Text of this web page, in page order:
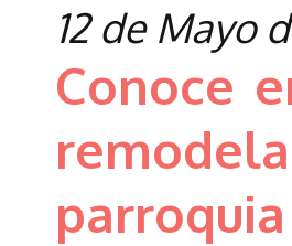
12 de Mayo
Conoce
parroquia